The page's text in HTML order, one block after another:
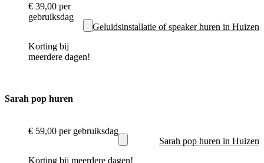
€ 39,00 per
gebruiksdag
Korting bij
meerdere dagen!
Geluidsinstallatie of speaker huren in Huizen
Sarah pop huren
€ 59,00 per gebruiksdag
Korting bij meerdere dagen!
Sarah pop huren in Huizen